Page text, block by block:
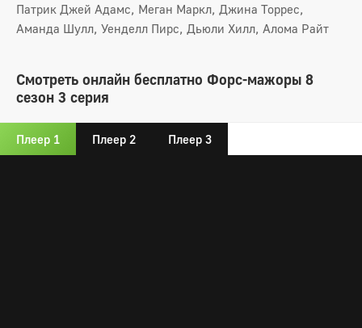
Патрик Джей Адамс, Меган Маркл, Джина Торрес,
Аманда Шулл, Уенделл Пирс, Дьюли Хилл, Алома Райт
Смотреть онлайн бесплатно Форс-мажоры 8
сезон 3 серия
Плеер 1 Плеер 2 Плеер 3